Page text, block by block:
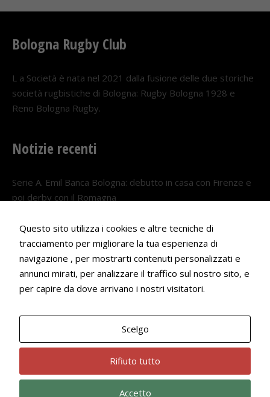
Bologna Rugby Club
L a Società è nata nel 2021 dalla fusione delle due storiche
società rugbistiche di Bologna: Rugby Bologna 1928 e
Reno Bologna Rugby.
Notizie recenti
Serie A. Emil Banca Bologna: debutto in casa con Firenze e
poi derby con il Romagna
Serie A. Il Bologna nel girone veneto
29 LUGLIO 2026
Francesco Andrei convocato al Camp estivo della nazionale
22 LUGLIO 2026
Questo sito utilizza i cookies e altre tecniche di
tracciamento per migliorare la tua esperienza di
navigazione , per mostrarti contenuti personalizzati e
annunci mirati, per analizzare il traffico sul nostro sito, e
per capire da dove arrivano i nostri visitatori.
Scelgo
Rifiuto tutto
Accetto